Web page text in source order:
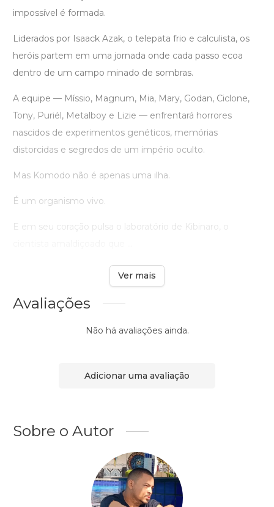
impossível é formada.
Liderados por Isaack Azak, o telepata frio e calculista, os
heróis partem em uma jornada onde cada passo ecoa
dentro de um campo minado de sombras.
A equipe — Míssio, Magnum, Mia, Mary, Godan, Ciclone,
Tony, Puriél, Metalboy e Lizie — enfrentará horrores
nascidos de experimentos genéticos, memórias
distorcidas e segredos de um império oculto.
Mas Komodo não é apenas uma ilha.
É um organismo vivo.
E em seu coração pulsa o laboratório de Kibinaro, o
Ver mais
Avaliações
Não há avaliações ainda.
Adicionar uma avaliação
Sobre o Autor